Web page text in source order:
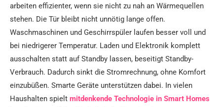
arbeiten effizienter, wenn sie nicht zu nah an Wärmequellen
stehen. Die Tür bleibt nicht unnötig lange offen.
Waschmaschinen und Geschirrspüler laufen besser voll und
bei niedrigerer Temperatur. Laden und Elektronik komplett
ausschalten statt auf Standby lassen, beseitigt Standby-
Verbrauch. Dadurch sinkt die Stromrechnung, ohne Komfort
einzubüßen. Smarte Geräte unterstützen dabei. In vielen
Haushalten spielt mitdenkende Technologie in Smart Homes